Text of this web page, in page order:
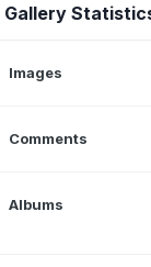
Gallery
Images
Comments
Albums